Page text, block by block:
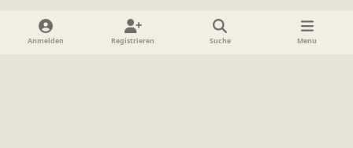
Heller Modus
Dunkler ModusSystemeinstellung
Anmelden Registrieren Suche Menu